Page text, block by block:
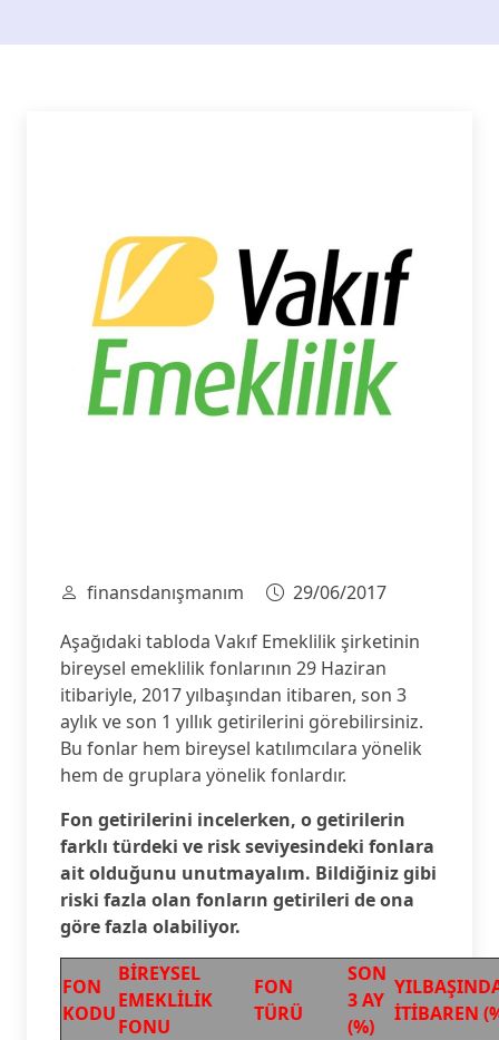
finansdanışmanım
29/06/2017
Aşağıdaki tabloda Vakıf Emeklilik şirketinin
bireysel emeklilik fonlarının 29 Haziran
itibariyle, 2017 yılbaşından itibaren, son 3
aylık ve son 1 yıllık getirilerini görebilirsiniz.
Bu fonlar hem bireysel katılımcılara yönelik
hem de gruplara yönelik fonlardır.
Fon getirilerini incelerken, o getirilerin
farklı türdeki ve risk seviyesindeki fonlara
ait olduğunu unutmayalım. Bildiğiniz gibi
riski fazla olan fonların getirileri de ona
göre fazla olabiliyor.
FON
KODU
BİREYSEL
EMEKLİLİK
FONU
FON
TÜRÜ
SON
3 AY
(%)
İTİBAREN